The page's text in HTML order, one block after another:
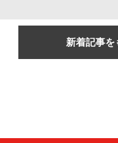
新着記事を